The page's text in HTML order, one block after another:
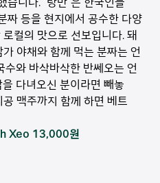
짜 등을 현지에서 공수한 다양
컬의 맛으로 선보입니다. 돼
야채와 함께 먹는 분짜는 언
와 바삭바삭한 반쎄오는 언
다녀오신 분이라면 빼놓
맥주까지 함께 하면 베트
Xeo 13,000원